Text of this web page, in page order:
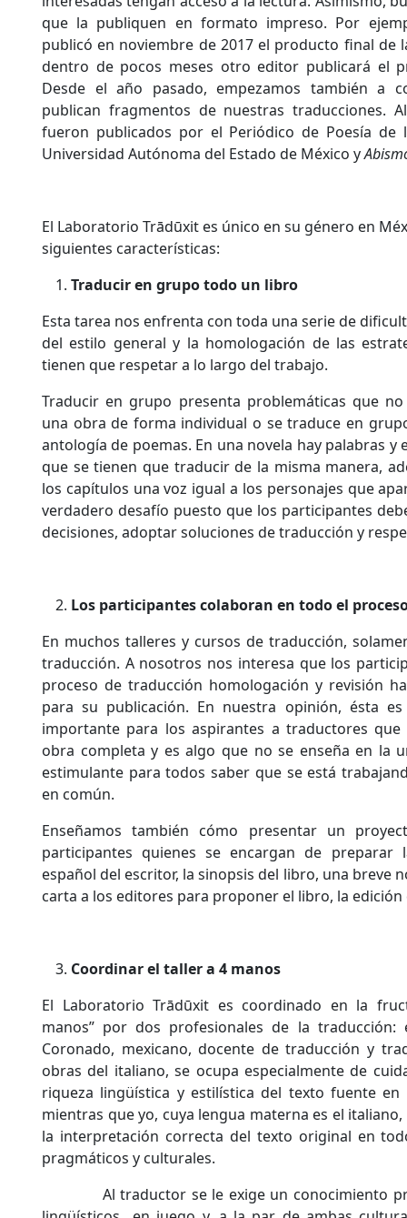
que la publiquen en formato impreso. Por
publicó en noviembre de 2017 el producto final de
dentro de pocos meses otro editor publicará el
Desde el año pasado, empezamos también a
publican fragmentos de nuestras traducciones.
fueron publicados por el Periódico de Poesía de
Universidad Autónoma del Estado de México y
El Laboratorio Trādūxit es único en su género en
siguientes características:
Traducir en grupo todo un libro
Esta tarea nos enfrenta con toda una serie de
del estilo general y la homologación de las
tienen que respetar a lo largo del trabajo.
Traducir en grupo presenta problemáticas que
una obra de forma individual o se traduce en
antología de poemas. En una novela hay palabras y
que se tienen que traducir de la misma manera,
los capítulos una voz igual a los personajes que
verdadero desafío puesto que los participantes
decisiones, adoptar soluciones de traducción y
Los participantes colaboran en todo el
En muchos talleres y cursos de traducción,
traducción. A nosotros nos interesa que los
proceso de traducción homologación y revisión
para su publicación. En nuestra opinión, ésta
importante para los aspirantes a traductores
obra completa y es algo que no se enseña en la
estimulante para todos saber que se está
en común.
Enseñamos también cómo presentar un
participantes quienes se encargan de preparar
español del escritor, la sinopsis del libro, una breve
carta a los editores para proponer el libro, la
Coordinar el taller a 4 manos
El Laboratorio Trādūxit es coordinado en la
manos” por dos profesionales de la traducción:
Coronado, mexicano, docente de traducción y
obras del italiano, se ocupa especialmente de
riqueza lingüística y estilística del texto fuente
mientras que yo, cuya lengua materna es el
la interpretación correcta del texto original en
pragmáticos y culturales.
Al traductor se le exige un conocimiento